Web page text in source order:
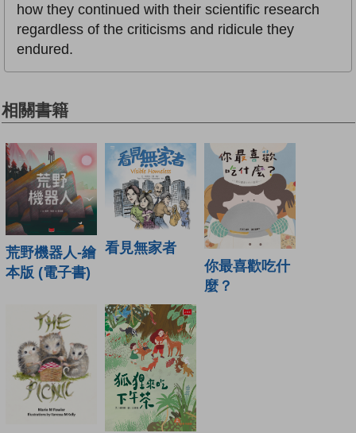
how they continued with their scientific research
regardless of the criticisms and ridicule they
endured.
相關書籍
荒野機器人-繪
本版 (電子書)
看見無家者
你最喜歡吃什
麼？